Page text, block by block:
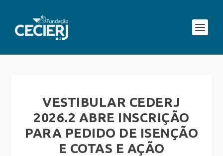
VESTIBULAR CEDERJ
2026.2 ABRE INSCRIÇÃO
PARA PEDIDO DE ISENÇÃO
E COTAS E AÇÃO